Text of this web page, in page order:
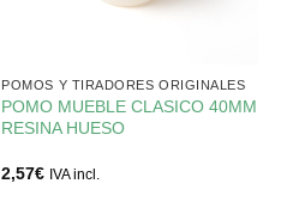
POMOS Y TIRADORES ORIGINALES
POMO MUEBLE CLASICO 40MM
RESINA HUESO
2,57€ IVA incl.